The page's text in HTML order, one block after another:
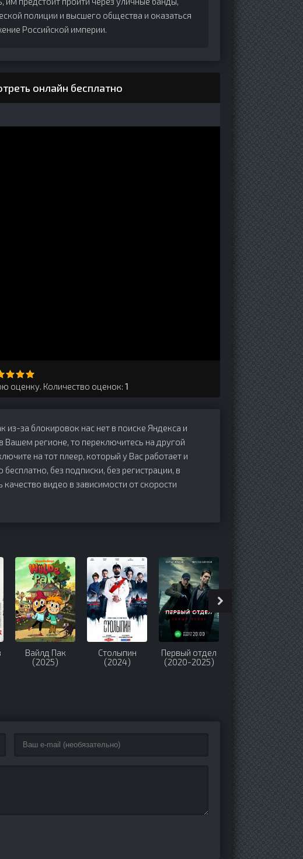
полиции и высшего общества и оказаться
Российской империи.
онлайн бесплатно
оценку. Количество оценок: 1
из-за блокировок нас нет в поиске Яндекса и
Вашем регионе, то переключитесь на другой
на тот плеер, который у Вас работает и
бесплатно, без подписки, без регистрации, в
видео в зависимости от скорости
Вайлд Пак
(2025)
Столыпин
(2024)
Первый отдел
(2020-2025)
Заклятие.
Демон внутри
(2024)